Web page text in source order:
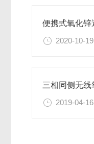
2020-10-19
2019-04-16